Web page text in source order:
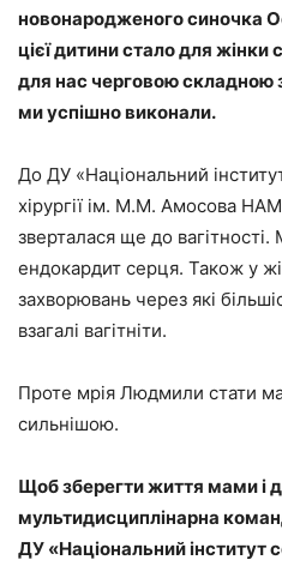
новонародженого синочка
цієї дитини стало для
для нас черговою складною
ми успішно виконали.
До ДУ «Національний
хірургії ім. М.М. Амосова
зверталася ще до вагітності.
ендокардит серця. Також у
захворювань через які
взагалі вагітніти.
Проте мрія Людмили стати
сильнішою.
Щоб зберегти життя мами і
мультидисциплінарна
ДУ «Національний інститут